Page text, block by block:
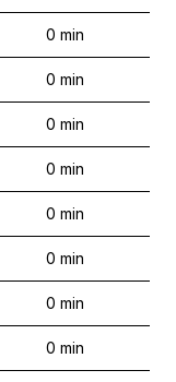
0 min
0 min
0 min
0 min
0 min
0 min
0 min
0 min